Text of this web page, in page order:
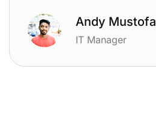
Andy Mustofa
IT Manager